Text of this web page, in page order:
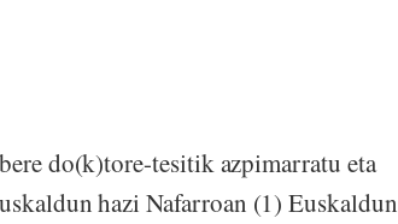
do(k)tore-tesitik azpimarratu eta
hazi Nafarroan (1) Euskaldun